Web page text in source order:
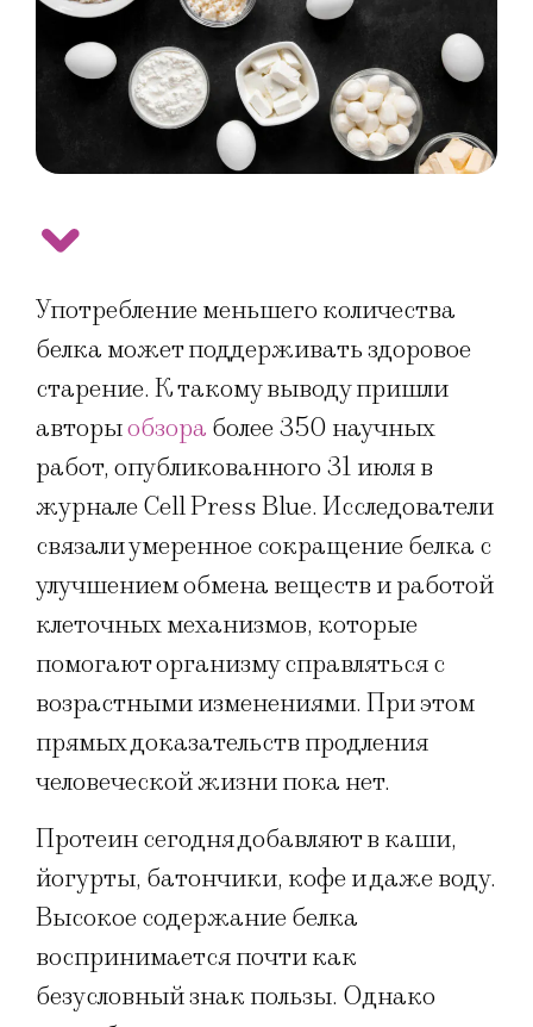
Употребление меньшего количества
белка может поддерживать здоровое
старение. К такому выводу пришли
авторыобзора более 350 научных
работ, опубликованного 31 июля в
журнале Cell Press Blue. Исследователи
связали умеренное сокращение белка с
улучшением обмена веществ и работой
клеточных механизмов, которые
помогают организму справляться с
возрастными изменениями. При этом
прямых доказательств продления
человеческой жизни пока нет.
Протеин сегодня добавляют в каши,
йогурты, батончики, кофе и даже воду.
Высокое содержание белка
воспринимается почти как
безусловный знак пользы. Однако